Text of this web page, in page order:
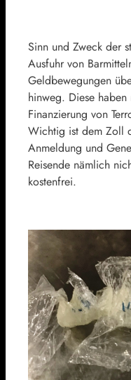
Sinn und Zweck der
Ausfuhr von
Geldbewegungen
hinweg. Diese
Finanzierung von
Wichtig ist dem Zoll
Anmeldung und
Reisende nämlich
kostenfrei.